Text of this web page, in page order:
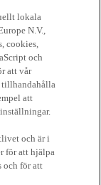
lokala
N.V.,
cookies,
och
att vår
tillhandahålla
att
och är i
för att hjälpa
och för att